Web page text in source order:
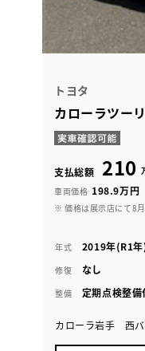
トヨタ
カローラツー
支払総額 210
車両価格 198.9万円
※ 価格は展示店にて8
年式 2019年(R1
修復 なし
整備 定期点検整備
カローラ岩手 西